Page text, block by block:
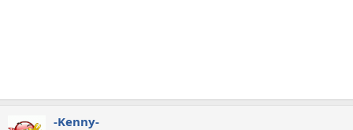
-Kenny-